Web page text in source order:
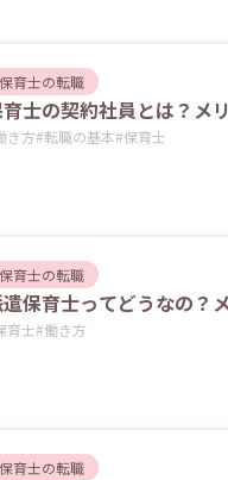
保育士の転職
士の契約社員とは？メ
き方#転職の基本#保育士
保育士の転職
保育士ってどうなの？
育士#働き方
保育士の転職